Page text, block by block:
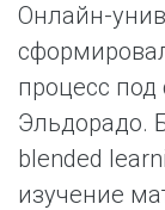
Онлайн-
процесс
Эльдорадо.
blended
изучение